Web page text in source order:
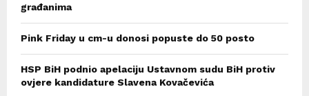
građanima
Pink Friday u cm-u donosi popuste do 50 posto
HSP BiH podnio apelaciju Ustavnom sudu BiH protiv
ovjere kandidature Slavena Kovačevića